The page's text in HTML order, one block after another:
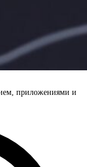
приложениями и